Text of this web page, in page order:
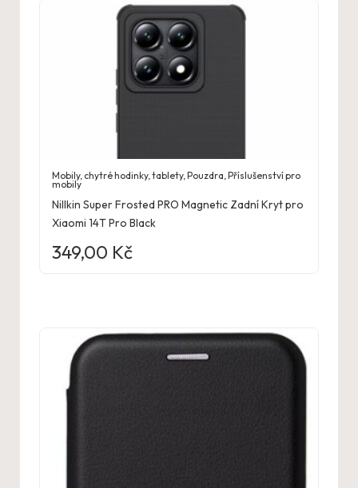
Mobily, chytré hodinky, tablety,Pouzdra ,Příslušenství pro
mobily
Nillkin Super Frosted PRO Magnetic Zadní Kryt pro
Xiaomi 14T Pro Black
349,00 Kč